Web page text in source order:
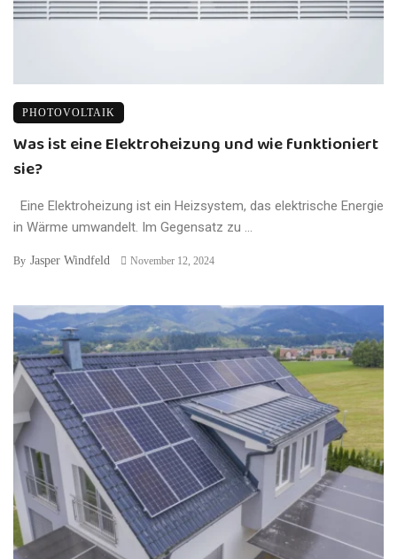
PHOTOVOLTAIK
Was ist eine Elektroheizung und wie funktioniert
sie?
Eine Elektroheizung ist ein Heizsystem, das elektrische Energie
in Wärme umwandelt. Im Gegensatz zu ...
By Jasper Windfeld November 12, 2024